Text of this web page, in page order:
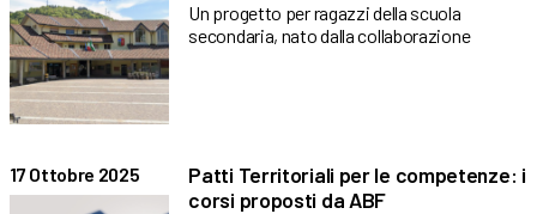
Un progetto per ragazzi della scuola
secondaria, nato dalla collaborazione
17 Ottobre 2025
Patti Territoriali per le competenze: i
corsi proposti da ABF